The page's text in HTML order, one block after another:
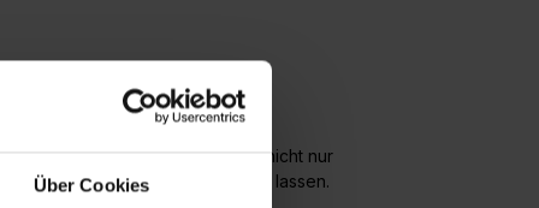
Über Cookies
abgestimmt und verschönert nicht nur
Geschichten erzählen zu lassen.